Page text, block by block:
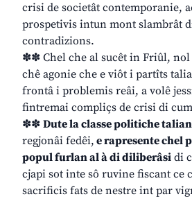
crisi de societât contemporanie,
prospetivis intun mont slambrât
contradizions.
✽✽ Chel che al sucêt in Friûl,
chê agonie che e viôt i partîts
frontâ i problemis reâi, a volê
fintremai compliçs de crisi di
✽✽ Dute la classe politiche
regjonâi fedêi, e rapresente chel
popul furlan al à di diliberâsi di
cjapi sot inte sô ruvine fiscant ce
sacrificis fats de nestre int par